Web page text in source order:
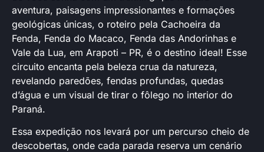
aventura, paisagens impressionantes e formações
geológicas únicas, o roteiro pela Cachoeira da
Fenda, Fenda do Macaco, Fenda das Andorinhas e
Vale da Lua, em Arapoti – PR, é o destino ideal! Esse
circuito encanta pela beleza crua da natureza,
revelando paredões, fendas profundas, quedas
d’água e um visual de tirar o fôlego no interior do
Paraná.
Essa expedição nos levará por um percurso cheio de
descobertas, onde cada parada reserva um cenário